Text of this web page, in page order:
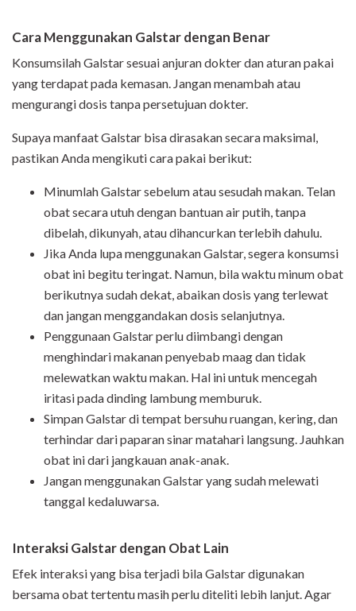
Cara Menggunakan Galstar dengan Benar
Konsumsilah Galstar sesuai anjuran dokter dan aturan pakai
yang terdapat pada kemasan. Jangan menambah atau
mengurangi dosis tanpa persetujuan dokter.
Supaya manfaat Galstar bisa dirasakan secara maksimal,
pastikan Anda mengikuti cara pakai berikut:
Minumlah Galstar sebelum atau sesudah makan. Telan
obat secara utuh dengan bantuan air putih, tanpa
dibelah, dikunyah, atau dihancurkan terlebih dahulu.
Jika Anda lupa menggunakan Galstar, segera konsumsi
obat ini begitu teringat. Namun, bila waktu minum obat
berikutnya sudah dekat, abaikan dosis yang terlewat
dan jangan menggandakan dosis selanjutnya.
Penggunaan Galstar perlu diimbangi dengan
menghindari makanan penyebab maag dan tidak
melewatkan waktu makan. Hal ini untuk mencegah
iritasi pada dinding lambung memburuk.
Simpan Galstar di tempat bersuhu ruangan, kering, dan
terhindar dari paparan sinar matahari langsung. Jauhkan
obat ini dari jangkauan anak-anak.
Jangan menggunakan Galstar yang sudah melewati
tanggal kedaluwarsa.
Interaksi Galstar dengan Obat Lain
Efek interaksi yang bisa terjadi bila Galstar digunakan
bersama obat tertentu masih perlu diteliti lebih lanjut. Agar